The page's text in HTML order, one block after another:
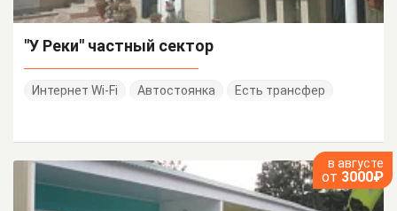
"У Реки" частный сектор
Интернет Wi-Fi Автостоянка Есть трансфер
в августе
от 3000₽